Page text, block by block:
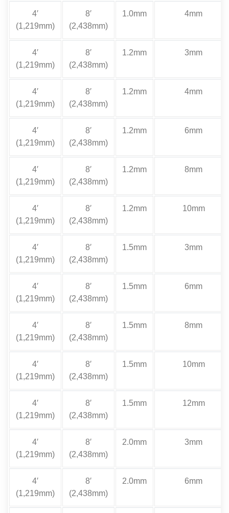
4′
(1,219mm)
8′
(2,438mm)
1.0mm 4mm
4′
(1,219mm)
8′
(2,438mm)
1.2mm 3mm
4′
(1,219mm)
8′
(2,438mm)
1.2mm 4mm
4′
(1,219mm)
8′
(2,438mm)
1.2mm 6mm
4′
(1,219mm)
8′
(2,438mm)
1.2mm 8mm
4′
(1,219mm)
8′
(2,438mm)
1.2mm 10mm
4′
(1,219mm)
8′
(2,438mm)
1.5mm 3mm
4′
(1,219mm)
8′
(2,438mm)
1.5mm 6mm
4′
(1,219mm)
8′
(2,438mm)
1.5mm 8mm
4′
(1,219mm)
8′
(2,438mm)
1.5mm 10mm
4′
(1,219mm)
8′
(2,438mm)
1.5mm 12mm
4′
(1,219mm)
8′
(2,438mm)
2.0mm 3mm
4′
(1,219mm)
8′
(2,438mm)
2.0mm 6mm